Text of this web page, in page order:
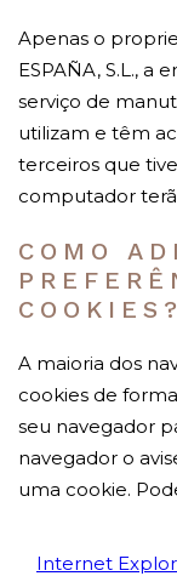
Apenas o
ESPAÑA, S.L.,
serviço de
utilizam e têm
terceiros que
computador
COMO
COOKIES?
A maioria dos
cookies de
seu navegador
navegador o
uma cookie.
Internet